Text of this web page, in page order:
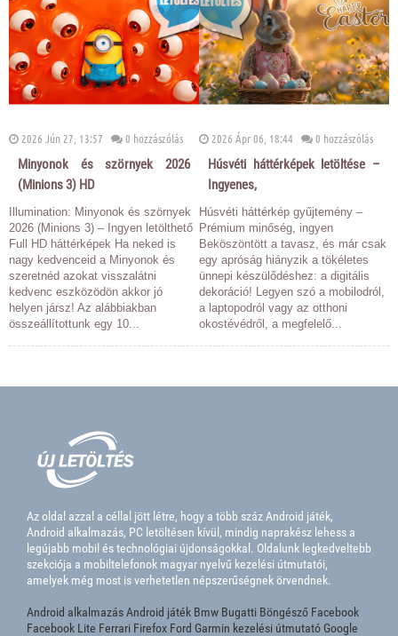
2026 Jún 27, 13:57 0 hozzászólás
Minyonok és szörnyek 2026
(Minions 3) HD
Illumination: Minyonok és szörnyek
2026 (Minions 3) – Ingyen letölthető
Full HD háttérképek Ha neked is
nagy kedvenceid a Minyonok és
szeretnéd azokat visszalátni
kedvenc eszközödön akkor jó
helyen jársz! Az alábbiakban
összeállítottunk egy 10...
2026 Ápr 06, 18:44 0 hozzászólás
Húsvéti háttérképek letöltése –
Ingyenes,
Húsvéti háttérkép gyűjtemény –
Prémium minőség, ingyen
Beköszöntött a tavasz, és már csak
egy apróság hiányzik a tökéletes
ünnepi készülődéshez: a digitális
dekoráció! Legyen szó a mobilodról,
a laptopodról vagy az otthoni
okostévédről, a megfelelő...
Az oldal azzal a céllal jött létre, hogy a több száz Android játék,
Android alkalmazás, PC letöltésen kívül, mindig naprakész lehess a
legújabb mobil és technológiai újdonságokkal. Oldalunk legkedveltebb
szekciója a mobiltelefonok magyar nyelvű kezelési útmutatói,
amelyek még most is verhetetlen népszerűségnek örvendnek.
Android alkalmazásAndroid játék Bmw Bugatti Böngésző Facebook
Facebook Lite Ferrari Firefox Ford Garmin kezelési útmutató Google